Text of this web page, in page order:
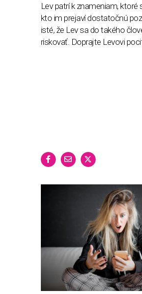
Lev patrí k znameniam,
kto im prejaví dostatočnú
isté, že Lev sa do takého
riskovať. Doprajte Levovi